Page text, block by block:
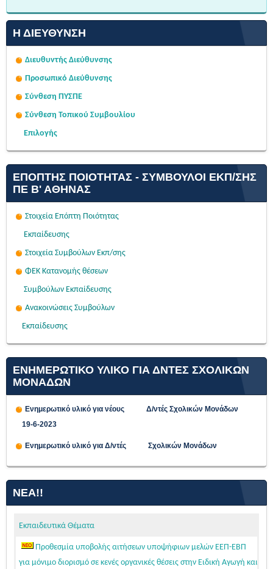
Η ΔΙΕΎΘΥΝΣΗ
Διευθυντής Διεύθυνσης
Προσωπικό Διεύθυνσης
Σύνθεση ΠΥΣΠΕ
Σύνθεση Τοπικού Συμβουλίου
Επιλογής
ΕΠΌΠΤΗΣ ΠΟΙΌΤΗΤΑΣ - ΣΎΜΒΟΥΛΟΙ ΕΚΠ/ΣΗΣ
ΠΕ Β' ΑΘΉΝΑΣ
Στοιχεία Επόπτη Ποιότητας
Εκπαίδευσης
Στοιχεία Συμβούλων Εκπ/σης
ΦΕΚ Κατανομής θέσεων
Συμβούλων Εκπαίδευσης
Ανακοινώσεις Συμβούλων
Εκπαίδευσης
ΕΝΗΜΕΡΩΤΙΚΟ ΥΛΙΚΟ ΓΙΑ ΔΝΤΕΣ ΣΧΟΛΙΚΩΝ
ΜΟΝΑΔΩΝ
Ενημερωτικό υλικό για νέους Δ/ντές Σχολικών Μονάδων
19-6-2023
Ενημερωτικό υλικό για Δ/ντές Σχολικών Μονάδων
ΝΈΑ!!
Εκπαιδευτικά Θέματα
Προθεσμία υποβολής αιτήσεων υποψήφιων μελών ΕΕΠ-ΕΒΠ
για μόνιμο διορισμό σε κενές οργανικές θέσεις στην Ειδική Αγωγή και